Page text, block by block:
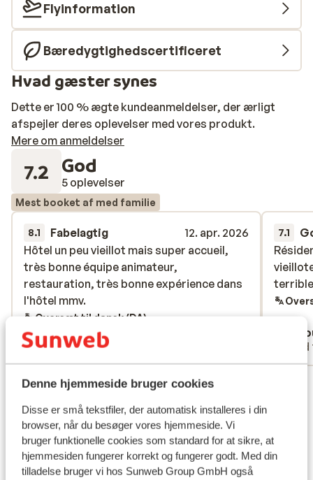
Denne hjemmeside bruger cookies
Disse er små tekstfiler, der automatisk installeres i din
browser, når du besøger vores hjemmeside. Vi
bruger funktionelle cookies som standard for at sikre, at
hjemmesiden fungerer korrekt og fungerer godt. Med din
tilladelse bruger vi hos Sunweb Group GmbH også
Flyinformation
Bæredygtighedscertificeret
Hvad gæster synes
Dette er 100 % ægte kundeanmeldelser, der ærligt
afspejler deres oplevelser med vores produkt.
Mere om anmeldelser
7.2 God
5 oplevelser
Mest booket af med familie
8.1 Fabelagtig
12. apr. 2026
Hôtel un peu vieillot mais super accueil,
très bonne équipe animateur,
restauration, très bonne expérience dans
l'hôtel mmv.
Hôtel un peu vieillot mais super accueil,
très bonne équipe animateur,
restauration, très bonne expérience dans
l'hôtel mmv.
Oversæt til dansk (DA)
mickael
Med familie
7.1
Se alle 5 anmeldelser
Lokation